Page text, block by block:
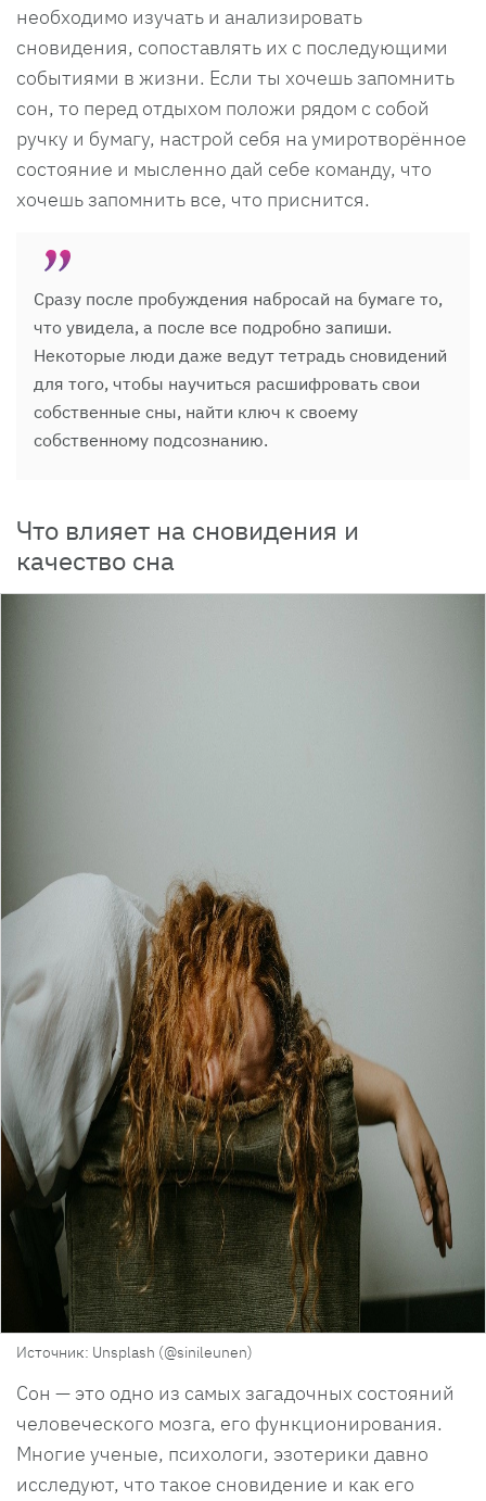
необходимо изучать и анализировать
сновидения, сопоставлять их с последующими
событиями в жизни. Если ты хочешь запомнить
сон, то перед отдыхом положи рядом с собой
ручку и бумагу, настрой себя на умиротворённое
состояние и мысленно дай себе команду, что
хочешь запомнить все, что приснится.
Сразу после пробуждения набросай на бумаге то,
что увидела, а после все подробно запиши.
Некоторые люди даже ведут тетрадь сновидений
для того, чтобы научиться расшифровать свои
собственные сны, найти ключ к своему
собственному подсознанию.
Что влияет на сновидения и
качество сна
Источник: Unsplash (@sinileunen)
Сон — это одно из самых загадочных состояний
человеческого мозга, его функционирования.
Многие ученые, психологи, эзотерики давно
исследуют, что такое сновидение и как его